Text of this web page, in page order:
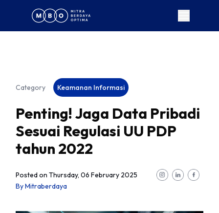
Category Keamanan Informasi
Penting! Jaga Data Pribadi
Sesuai Regulasi UU PDP
tahun 2022
Posted on Thursday, 06 February 2025
ByMitraberdaya